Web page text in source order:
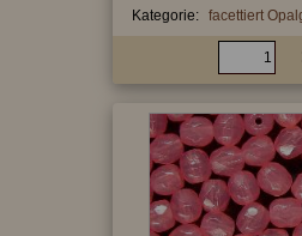
Kategorie: facettiert